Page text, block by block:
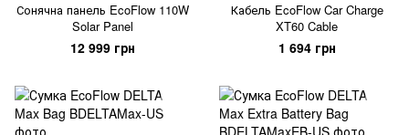
Сонячна панель EcoFlow 110W
Solar Panel
12 999 грн
Кабель EcoFlow Car Charge
XT60 Cable
1 694 грн